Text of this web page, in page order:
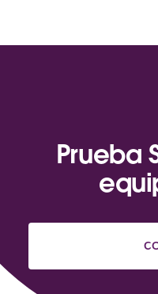
Prueba